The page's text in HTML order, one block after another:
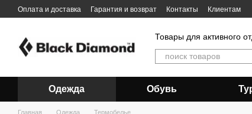
Перейти к основному контенту
Оплата и доставка Гарантия и возврат Контакты Клиентам
Товары для активного
Одежда Обувь
Главная Одежда Термобелье